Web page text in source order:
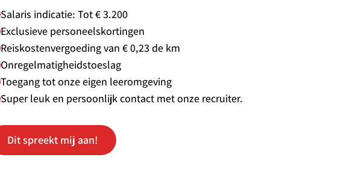
Salaris indicatie: Tot € 3.200
Exclusieve personeelskortingen
Reiskostenvergoeding van € 0,23 de km
Onregelmatigheidstoeslag
Toegang tot onze eigen leeromgeving
Super leuk en persoonlijk contact met onze recruiter.
Dit spreekt mij aan!